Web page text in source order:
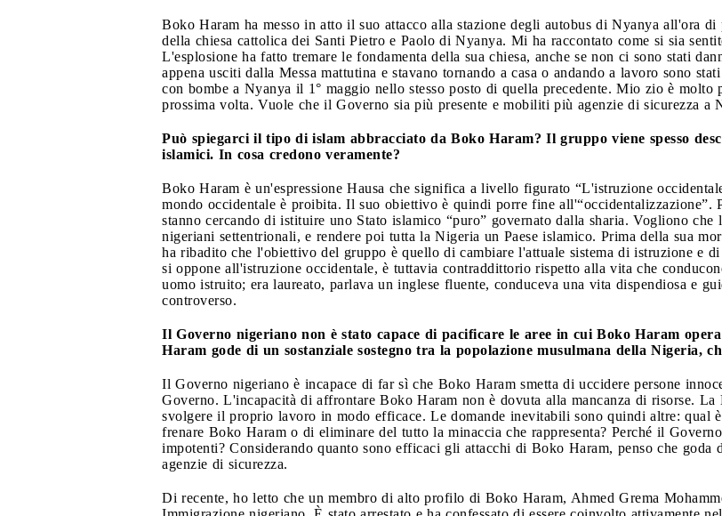
Boko Haram ha messo in atto il suo attacco alla stazione degli autobus di Nyanya all'ora
della chiesa cattolica dei Santi Pietro e Paolo di Nyanya. Mi ha raccontato come si sia
L'esplosione ha fatto tremare le fondamenta della sua chiesa, anche se non ci sono stati
appena usciti dalla Messa mattutina e stavano tornando a casa o andando a lavoro sono
con bombe a Nyanya il 1° maggio nello stesso posto di quella precedente. Mio zio è molto
prossima volta. Vuole che il Governo sia più presente e mobiliti più agenzie di sicurezza a
Può spiegarci il tipo di islam abbracciato da Boko Haram? Il gruppo viene spesso
islamici. In cosa credono veramente?
Boko Haram è un'espressione Hausa che significa a livello figurato “L'istruzione
mondo occidentale è proibita. Il suo obiettivo è quindi porre fine all'“occidentalizzazione”.
stanno cercando di istituire uno Stato islamico “puro” governato dalla sharia. Vogliono
nigeriani settentrionali, e rendere poi tutta la Nigeria un Paese islamico. Prima della sua
ha ribadito che l'obiettivo del gruppo è quello di cambiare l'attuale sistema di istruzione e
si oppone all'istruzione occidentale, è tuttavia contraddittorio rispetto alla vita che
uomo istruito; era laureato, parlava un inglese fluente, conduceva una vita dispendiosa e
controverso.
Il Governo nigeriano non è stato capace di pacificare le aree in cui Boko Haram
Haram gode di un sostanziale sostegno tra la popolazione musulmana della Nigeria,
Il Governo nigeriano è incapace di far sì che Boko Haram smetta di uccidere persone
Governo. L'incapacità di affrontare Boko Haram non è dovuta alla mancanza di risorse.
svolgere il proprio lavoro in modo efficace. Le domande inevitabili sono quindi altre: qual
frenare Boko Haram o di eliminare del tutto la minaccia che rappresenta? Perché il
impotenti? Considerando quanto sono efficaci gli attacchi di Boko Haram, penso che
agenzie di sicurezza.
Di recente, ho letto che un membro di alto profilo di Boko Haram, Ahmed Grema